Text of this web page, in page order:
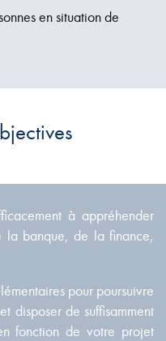
en situation de
à appréhender
la banque, de la finance,
pour poursuivre
disposer de suffisamment
fonction de votre projet